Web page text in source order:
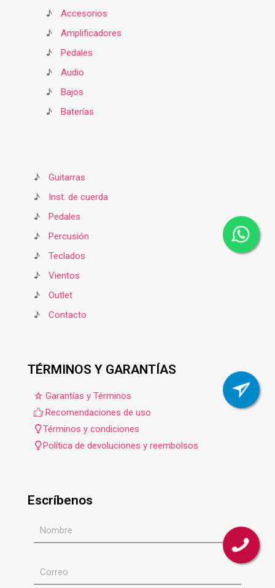
♪
Accesorios
♪
Amplificadores
♪
Pedales
♪
Audio
♪
Bajos
♪
Baterías
♪
Guitarras
♪
Inst. de cuerda
♪
Pedales
♪
Percusión
♪
Teclados
♪
Vientos
♪
Outlet
♪
Contacto
TÉRMINOS Y GARANTÍAS
Garantías y Términos
Recomendaciones de uso
Términos y condiciones
Política de devoluciones y reembolsos
Escríbenos